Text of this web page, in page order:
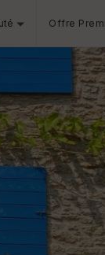
Offre